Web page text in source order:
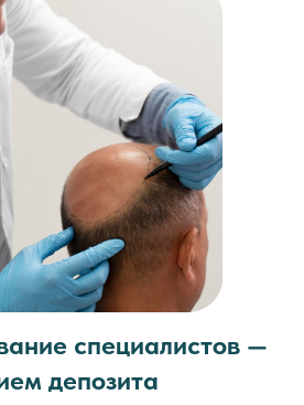
специалистов —
депозита